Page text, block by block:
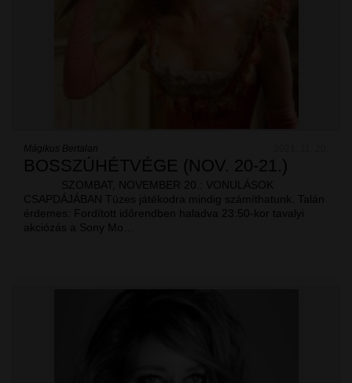
Mágikus Bertalan
BOSSZÚHÉTVÉGE (NOV. 20-21.)
SZOMBAT, NOVEMBER 20.: VONULÁSOK
CSAPDÁJÁBAN Tüzes játékodra mindig számíthatunk. Talán
érdemes: Fordított időrendben haladva 23:50-kor tavalyi
akciózás a Sony Mo…